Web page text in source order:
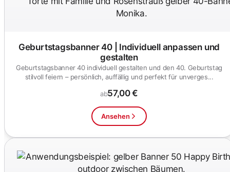
Geburtstagsbanner 40 | Individuell anpassen und
gestalten
Geburtstagsbanner 40 individuell gestalten und den 40. Geburtstag
stilvoll feiern – persönlich, auffällig und perfekt für unverges...
ab57,00 €
Ansehen